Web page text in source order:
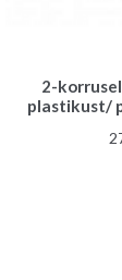
2-
plastikust/